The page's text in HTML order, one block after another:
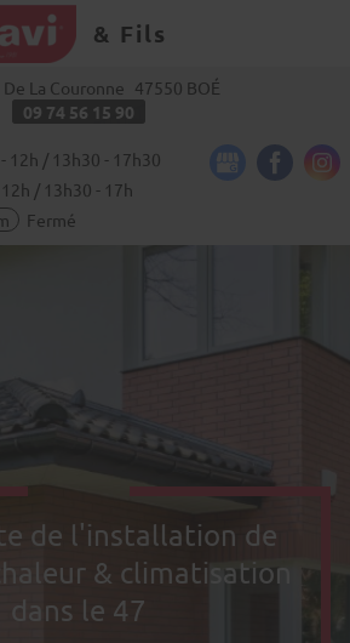
De La Couronne 47550 BOÉ
09 74 56 15 90
12h / 13h30 - 17h30
/ 13h30 - 17h
Fermé
de l'installation de
& climatisation
dans le 47
& Fils